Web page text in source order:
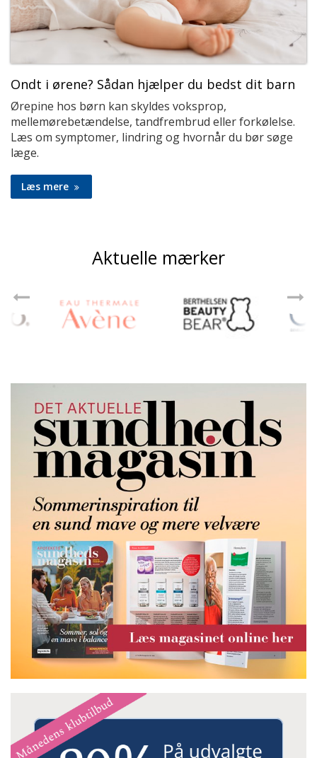
Ondt i ørene? Sådan hjælper du bedst dit barn
Ørepine hos børn kan skyldes voksprop,
mellemørebetændelse, tandfrembrud eller forkølelse.
Læs om symptomer, lindring og hvornår du bør søge
læge.
Læs mere
Aktuelle mærker